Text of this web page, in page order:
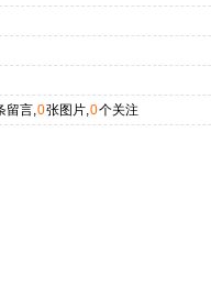
留言,0张图片,0个关注